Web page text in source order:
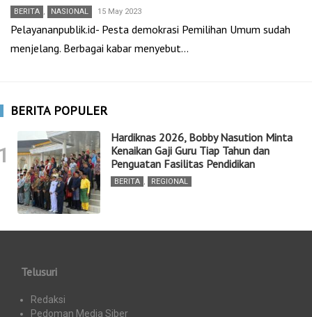
BERITA , NASIONAL 15 May 2023
Pelayananpublik.id- Pesta demokrasi Pemilihan Umum sudah
menjelang. Berbagai kabar menyebut…
BERITA POPULER
Hardiknas 2026, Bobby Nasution Minta
Kenaikan Gaji Guru Tiap Tahun dan
Penguatan Fasilitas Pendidikan
BERITA , REGIONAL
Telusuri
Redaksi
Pedoman Media Siber